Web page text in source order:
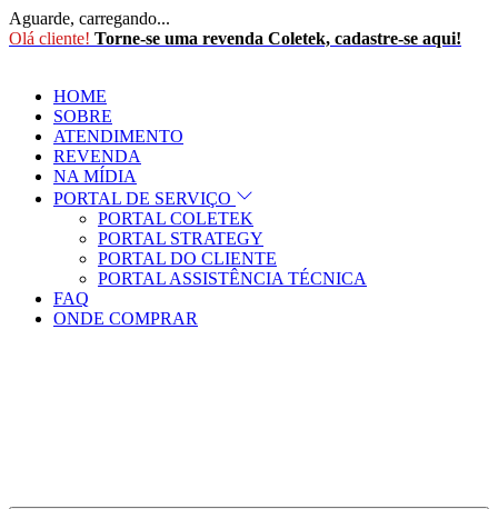
Aguarde, carregando...
Olá cliente! Torne-se uma revenda Coletek, cadastre-se aqui!
HOME
SOBRE
ATENDIMENTO
REVENDA
NA MÍDIA
PORTAL DE SERVIÇO
PORTAL COLETEK
PORTAL STRATEGY
PORTAL DO CLIENTE
PORTAL ASSISTÊNCIA TÉCNICA
FAQ
ONDE COMPRAR